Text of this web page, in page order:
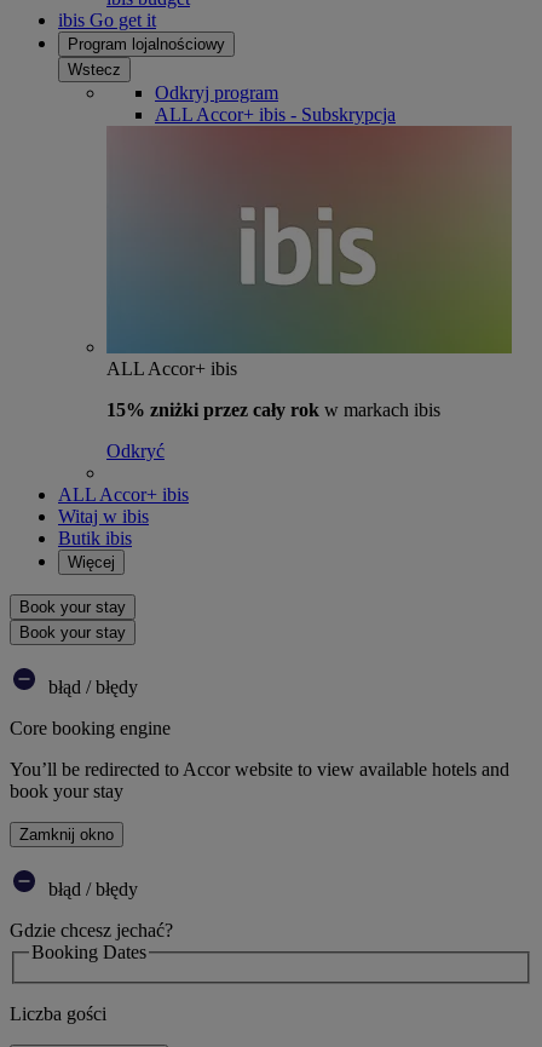
ibis Go get it
Program lojalnościowy
Wstecz
Odkryj program
ALL Accor+ ibis - Subskrypcja
ALL Accor+ ibis
15% zniżki przez cały rok w markach ibis
Odkryć
ALL Accor+ ibis
Witaj w ibis
Butik ibis
Więcej
Book your stay
Book your stay
błąd / błędy
Core booking engine
You’ll be redirected to Accor website to view available hotels and
book your stay
Zamknij okno
błąd / błędy
Gdzie chcesz jechać?
Booking Dates
Liczba gości